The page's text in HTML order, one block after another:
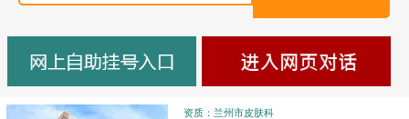
资质：兰州市皮肤科